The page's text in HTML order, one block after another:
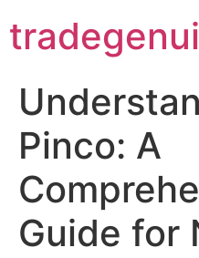
to
content
Pinco: A
Guide for